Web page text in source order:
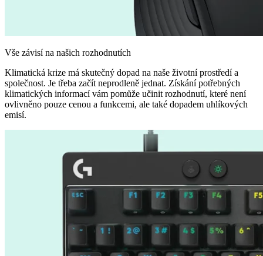
Vše závisí na našich rozhodnutích
Klimatická krize má skutečný dopad na naše životní prostředí a
společnost. Je třeba začít neprodleně jednat. Získání potřebných
klimatických informací vám pomůže učinit rozhodnutí, které není
ovlivněno pouze cenou a funkcemi, ale také dopadem uhlíkových
emisí.